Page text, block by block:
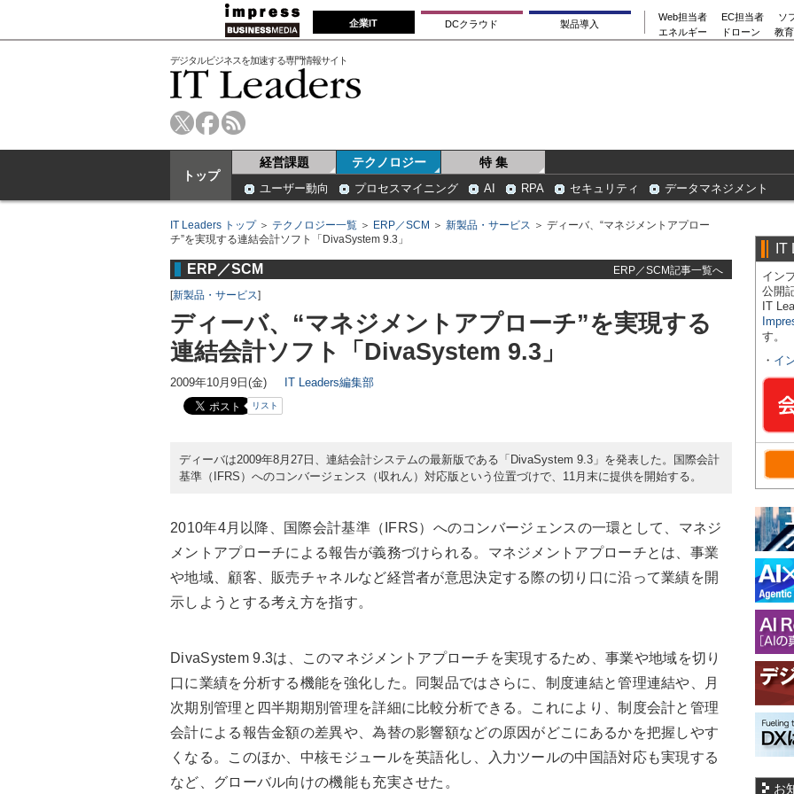
企業IT DCクラウド 製品導入
Web担当者 EC担当者
ソ
エネルギー
ドローン 教
デジタルビジネスを加速する専門情報サイト
トップ
経営課題 テクノロジー 特 集
ユーザー動向 プロセスマイニング AI RPA セキュリティ データマネジメント
IT Leaders トップ＞ テクノロジー一覧 ＞ ERP／SCM ＞ 新製品・サービス ＞ ディーバ、“マネジメントアプロー
チ”を実現する連結会計ソフト「DivaSystem 9.3」
ERP／SCM
ERP／SCM記事一覧へ
[新製品・サービス]
ディーバ、“マネジメントアプローチ”を実現する
連結会計ソフト「DivaSystem 9.3」
2009年10月9日(金) IT Leaders編集部
リスト
ディーバは2009年8月27日、連結会計システムの最新版である「DivaSystem 9.3」を発表した。国際会計
基準（IFRS）へのコンバージェンス（収れん）対応版という位置づけで、11月末に提供を開始する。
2010年4月以降、国際会計基準（IFRS）へのコンバージェンスの一環として、マネジ
メントアプローチによる報告が義務づけられる。マネジメントアプローチとは、事業
や地域、顧客、販売チャネルなど経営者が意思決定する際の切り口に沿って業績を開
示しようとする考え方を指す。
DivaSystem 9.3は、このマネジメントアプローチを実現するため、事業や地域を切り
口に業績を分析する機能を強化した。同製品ではさらに、制度連結と管理連結や、月
次期別管理と四半期期別管理を詳細に比較分析できる。これにより、制度会計と管理
会計による報告金額の差異や、為替の影響額などの原因がどこにあるかを把握しやす
くなる。このほか、中核モジュールを英語化し、入力ツールの中国語対応も実現する
など、グローバル向けの機能も充実させた。
IT
イン
公開
IT
す。
・ イ
お